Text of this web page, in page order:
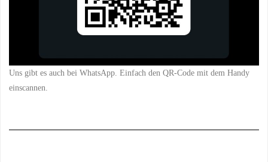
Uns gibt es auch bei WhatsApp. Einfach den QR-Code mit dem Handy
einscannen.